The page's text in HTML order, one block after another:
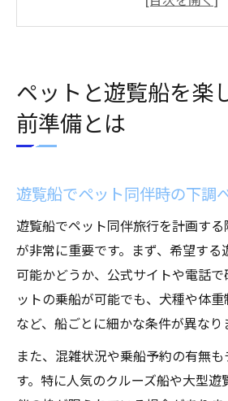
術
遊覧船利用前に押さえる
遊覧船で愛犬と快適に過
愛犬が安心できる遊覧船
クルーズ船 犬連れ旅に役
ペット同伴遊覧船でのリ
犬連れで遊覧船を楽しむ
慮
安心して遊覧船にペット同伴
遊覧船でペット同伴時の
ペットと遊覧船を楽
前準備とは
遊覧船でペット同伴時の下調
遊覧船でペット同伴旅行を計画す
が非常に重要です。まず、希望す
可能かどうか、公式サイトや電話
ットの乗船が可能でも、犬種や体
など、船ごとに細かな条件が異なり
また、混雑状況や乗船予約の有無
す。特に人気のクルーズ船や大型